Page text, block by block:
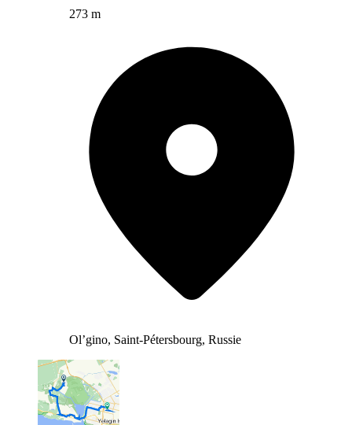
273 m
Ol’gino, Saint-Pétersbourg, Russie